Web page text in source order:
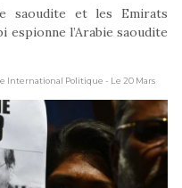
saoudite et les Emirats
espionne l’Arabie saoudite
International Politique - Le 20 Mars